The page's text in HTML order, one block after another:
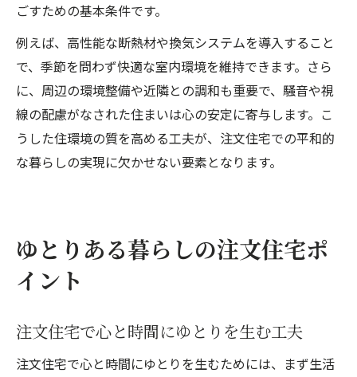
ごすための基本条件です。
例えば、高性能な断熱材や換気システムを導入すること
で、季節を問わず快適な室内環境を維持できます。さら
に、周辺の環境整備や近隣との調和も重要で、騒音や視
線の配慮がなされた住まいは心の安定に寄与します。こ
うした住環境の質を高める工夫が、注文住宅での平和的
な暮らしの実現に欠かせない要素となります。
ゆとりある暮らしの注文住宅ポ
イント
注文住宅で心と時間にゆとりを生む工夫
注文住宅で心と時間にゆとりを生むためには、まず生活